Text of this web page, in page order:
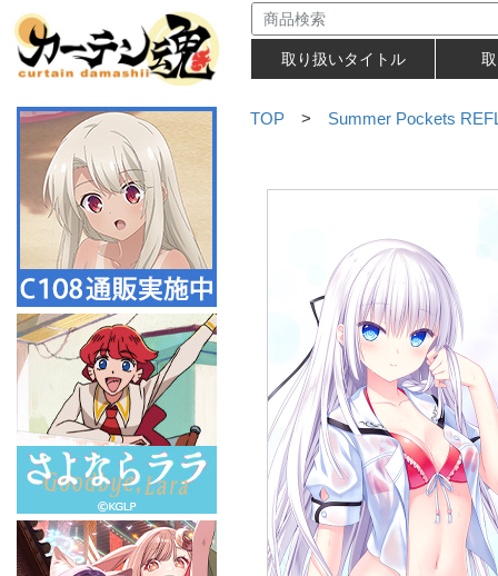
取り扱いタイトル
TOP > Summer Pockets